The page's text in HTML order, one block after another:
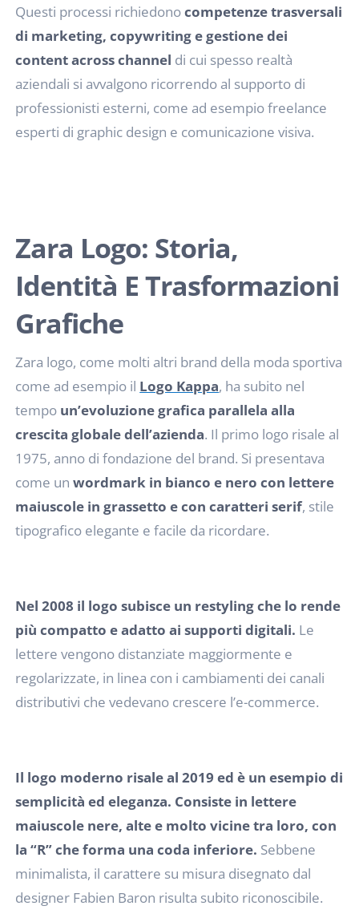
Questi processi richiedonocompetenze trasversali
di marketing, copywriting e gestione dei
content across channel di cui spesso realtà
aziendali si avvalgono ricorrendo al supporto di
professionisti esterni, come ad esempio freelance
esperti di graphic design e comunicazione visiva.
Zara Logo: Storia,
Identità E Trasformazioni
Grafiche
Zara logo, come molti altri brand della moda sportiva
come ad esempio il Logo Kappa, ha subito nel
tempo un’evoluzione grafica parallela alla
crescita globale dell’azienda. Il primo logo risale al
1975, anno di fondazione del brand. Si presentava
come unwordmark in bianco e nero con lettere
maiuscole in grassetto e con caratteri serif, stile
tipografico elegante e facile da ricordare.
Nel 2008 il logo subisce un restyling che lo rende
più compatto e adatto ai supporti digitali. Le
lettere vengono distanziate maggiormente e
regolarizzate, in linea con i cambiamenti dei canali
distributivi che vedevano crescere l’e-commerce.
Il logo moderno risale al 2019 ed è un esempio di
semplicità ed eleganza. Consiste in lettere
maiuscole nere, alte e molto vicine tra loro, con
la “R” che forma una coda inferiore. Sebbene
minimalista, il carattere su misura disegnato dal
designer Fabien Baron risulta subito riconoscibile.